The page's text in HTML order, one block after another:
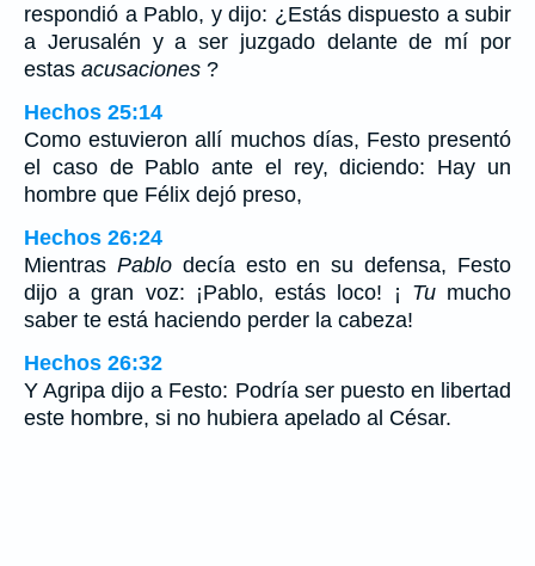
respondió a Pablo, y dijo: ¿Estás dispuesto a subir
a Jerusalén y a ser juzgado delante de mí por
estas acusaciones ?
Hechos 25:14
Como estuvieron allí muchos días, Festo presentó
el caso de Pablo ante el rey, diciendo: Hay un
hombre que Félix dejó preso,
Hechos 26:24
Mientras Pablodecía esto en su defensa, Festo
dijo a gran voz: ¡Pablo, estás loco! ¡ Tumucho
saber te está haciendo perder la cabeza!
Hechos 26:32
Y Agripa dijo a Festo: Podría ser puesto en libertad
este hombre, si no hubiera apelado al César.